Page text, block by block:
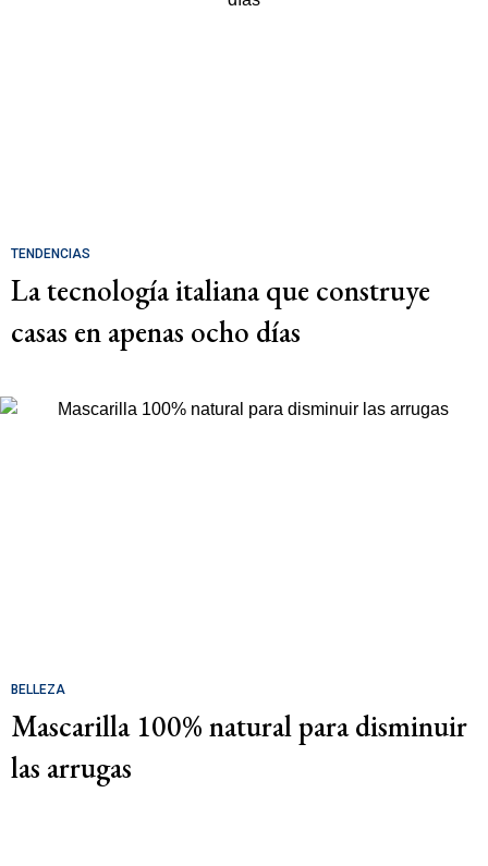
TENDENCIAS
La tecnología italiana que construye
casas en apenas ocho días
BELLEZA
Mascarilla 100% natural para disminuir
las arrugas